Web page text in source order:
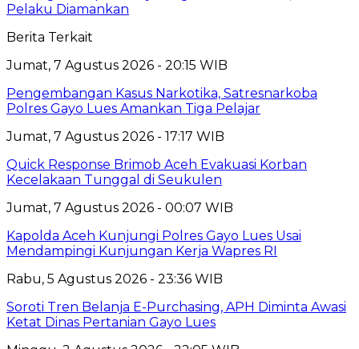
Pelaku Diamankan
Berita Terkait
Jumat, 7 Agustus 2026 - 20:15 WIB
Pengembangan Kasus Narkotika, Satresnarkoba
Polres Gayo Lues Amankan Tiga Pelajar
Jumat, 7 Agustus 2026 - 17:17 WIB
Quick Response Brimob Aceh Evakuasi Korban
Kecelakaan Tunggal di Seukulen
Jumat, 7 Agustus 2026 - 00:07 WIB
Kapolda Aceh Kunjungi Polres Gayo Lues Usai
Mendampingi Kunjungan Kerja Wapres RI
Rabu, 5 Agustus 2026 - 23:36 WIB
Soroti Tren Belanja E-Purchasing, APH Diminta Awasi
Ketat Dinas Pertanian Gayo Lues